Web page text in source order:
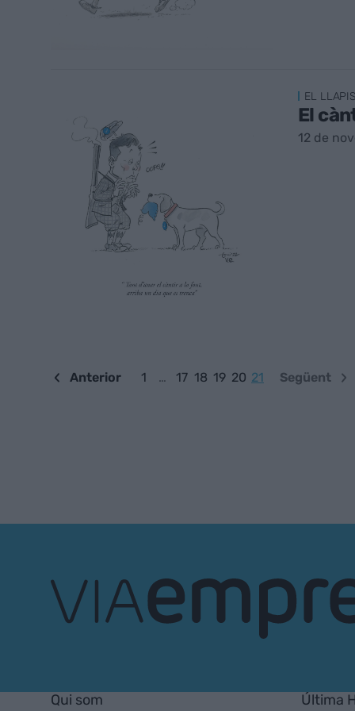
EL LLAPIS
El
12 de
Anterior 1 … 17 18 19 20 21 Següent
Qui som
Última